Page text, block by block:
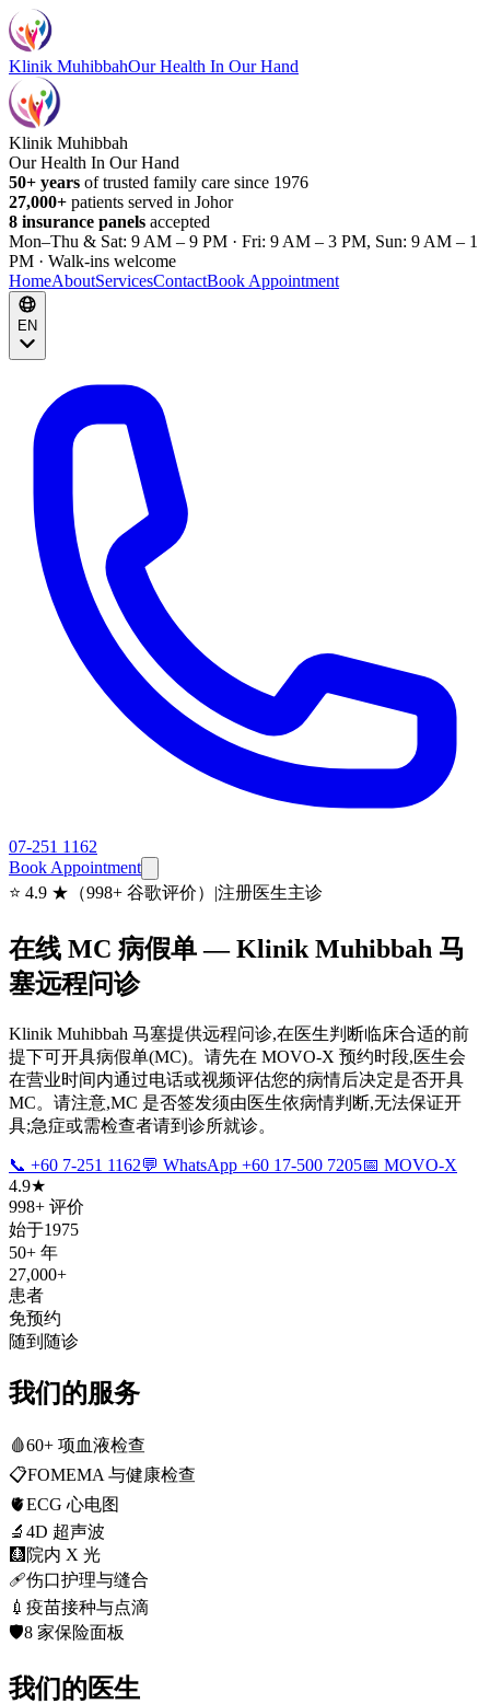
Klinik MuhibbahOur Health In Our Hand
Klinik Muhibbah
Our Health In Our Hand
50+ years of trusted family care since 1976
27,000+ patients served in Johor
8 insurance panels accepted
Mon–Thu & Sat: 9 AM – 9 PM · Fri: 9 AM – 3 PM, Sun: 9 AM – 1
PM · Walk-ins welcome
HomeAboutServicesContactBook Appointment
EN
07-251 1162
Book Appointment
⭐ 4.9 ★（998+ 谷歌评价） |注册医生主诊
在线 MC 病假单 — Klinik Muhibbah 马
塞远程问诊
Klinik Muhibbah 马塞提供远程问诊,在医生判断临床合适的前
提下可开具病假单(MC)。请先在 MOVO-X 预约时段,医生会
在营业时间内通过电话或视频评估您的病情后决定是否开具
MC。请注意,MC 是否签发须由医生依病情判断,无法保证开
具;急症或需检查者请到诊所就诊。
📞 +60 7-251 1162💬 WhatsApp +60 17-500 7205📅 MOVO-X
4.9★
998+ 评价
始于1975
50+ 年
27,000+
患者
免预约
随到随诊
我们的服务
🩸60+ 项血液检查
📋FOMEMA 与健康检查
🫀ECG 心电图
🔬 4D 超声波
🩻 院内 X 光
🩹伤口护理与缝合
💉 疫苗接种与点滴
🛡️8 家保险面板
我们的医生